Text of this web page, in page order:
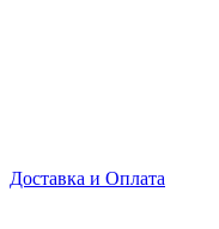
Доставка и Оплата